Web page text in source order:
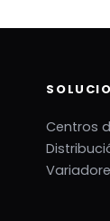
Centros